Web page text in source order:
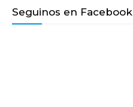
Seguinos en Facebook